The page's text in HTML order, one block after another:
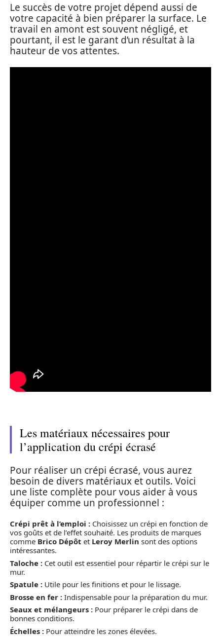
Le succès de votre projet dépend aussi de
votre capacité à bien préparer la surface. Le
travail en amont est souvent négligé, et
pourtant, il est le garant d’un résultat à la
hauteur de vos attentes.
Les matériaux nécessaires pour
l’application du crépi écrasé
Pour réaliser un crépi écrasé, vous aurez
besoin de divers matériaux et outils. Voici
une liste complète pour vous aider à vous
équiper comme un professionnel :
Crépi prêt à l’emploi : Choisissez un crépi en fonction de
vos goûts et de l’effet souhaité. Les produits de marques
comme Brico Dépôt et Leroy Merlin sont des options
intéressantes.
Taloche : Cet outil est essentiel pour répartir le crépi sur le
mur.
Spatule : Utile pour les finitions et pour le lissage.
Brosse en fer : Indispensable pour la préparation du mur.
Seaux et mélangeurs : Pour préparer le crépi dans de
bonnes conditions.
Échelles : Pour atteindre les zones élevées.